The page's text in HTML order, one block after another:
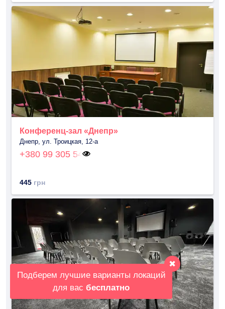
Конференц-зал «Днепр»
Днепр, ул. Троицкая, 12-а
+380 99 305 54
445 грн
Подберем лучшие варианты локаций
для вас бесплатно
✖